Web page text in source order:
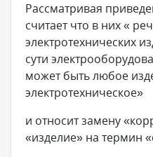
Рассматривая
считает что в них «
электротехнических
сути
может быть любое
электротехническое»
и относит замену
«изделие» на термин